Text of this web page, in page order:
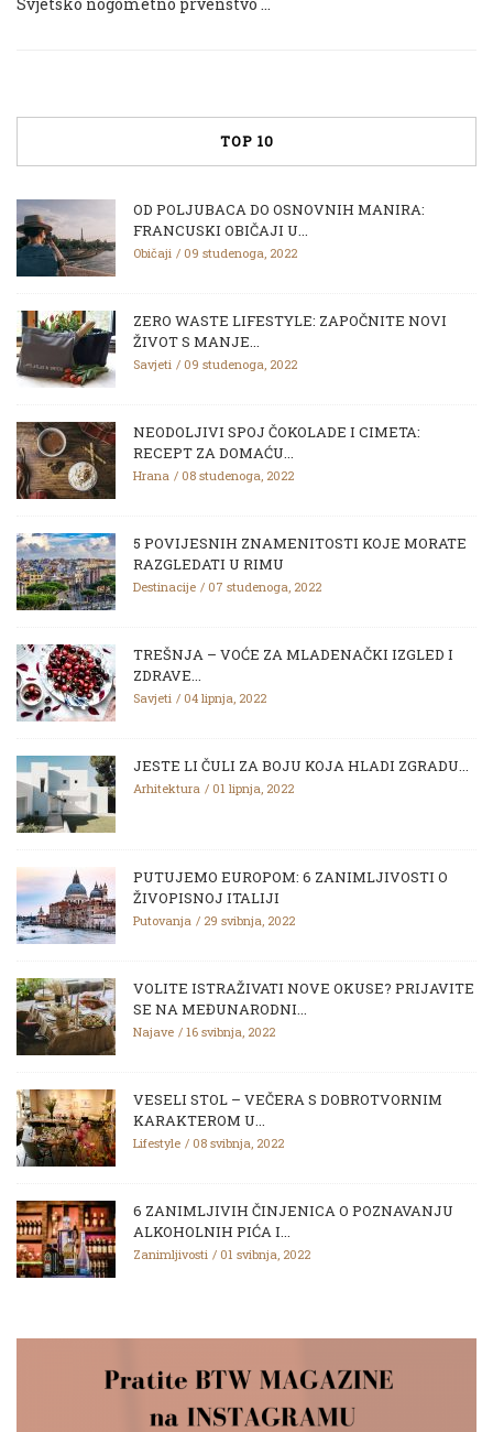
Svjetsko nogometno prvenstvo …
TOP 10
OD POLJUBACA DO OSNOVNIH MANIRA:
FRANCUSKI OBIČAJI U...
Običaji 09 studenoga, 2022
ZERO WASTE LIFESTYLE: ZAPOČNITE NOVI
ŽIVOT S MANJE...
Savjeti 09 studenoga, 2022
NEODOLJIVI SPOJ ČOKOLADE I CIMETA:
RECEPT ZA DOMAĆU...
Hrana 08 studenoga, 2022
5 POVIJESNIH ZNAMENITOSTI KOJE MORATE
RAZGLEDATI U RIMU
Destinacije 07 studenoga, 2022
TREŠNJA – VOĆE ZA MLADENAČKI IZGLED I
ZDRAVE...
Savjeti 04 lipnja, 2022
JESTE LI ČULI ZA BOJU KOJA HLADI ZGRADU...
Arhitektura 01 lipnja, 2022
PUTUJEMO EUROPOM: 6 ZANIMLJIVOSTI O
ŽIVOPISNOJ ITALIJI
Putovanja 29 svibnja, 2022
VOLITE ISTRAŽIVATI NOVE OKUSE? PRIJAVITE
SE NA MEĐUNARODNI...
Najave 16 svibnja, 2022
VESELI STOL – VEČERA S DOBROTVORNIM
KARAKTEROM U...
Lifestyle 08 svibnja, 2022
6 ZANIMLJIVIH ČINJENICA O POZNAVANJU
ALKOHOLNIH PIĆA I...
Zanimljivosti 01 svibnja, 2022